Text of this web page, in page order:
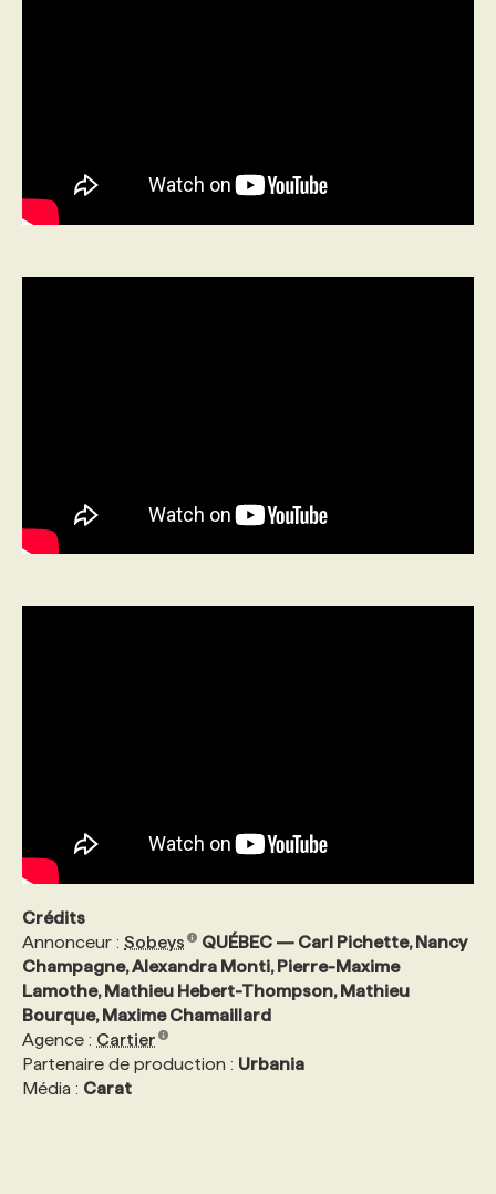
Crédits
Annonceur : Sobeys
QUÉBEC — Carl Pichette, Nancy
Champagne, Alexandra Monti, Pierre-Maxime
Lamothe, Mathieu Hebert-Thompson, Mathieu
Bourque, Maxime Chamaillard
Agence : Cartier
Partenaire de production : Urbania
Média : Carat